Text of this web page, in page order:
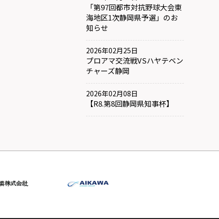
「第97回都市対抗野球大会東
海地区1次静岡県予選」のお
知らせ
2026年02月25日
プロアマ交流戦VSハヤテベン
チャーズ静岡
2026年02月08日
【R8.第8回静岡県知事杯】